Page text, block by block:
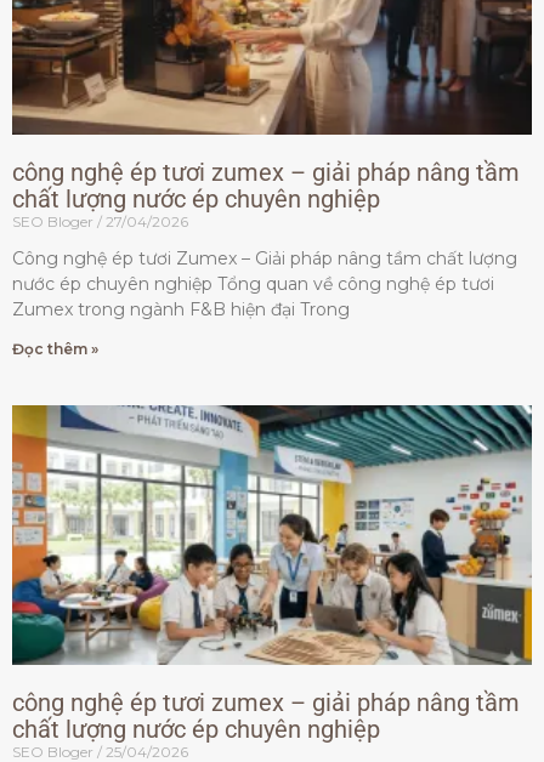
công nghệ ép tươi zumex – giải pháp nâng tầm
chất lượng nước ép chuyên nghiệp
SEO Bloger 27/04/2026
Công nghệ ép tươi Zumex – Giải pháp nâng tầm chất lượng
nước ép chuyên nghiệp Tổng quan về công nghệ ép tươi
Zumex trong ngành F&B hiện đại Trong
Đọc thêm »
công nghệ ép tươi zumex – giải pháp nâng tầm
chất lượng nước ép chuyên nghiệp
SEO Bloger 25/04/2026